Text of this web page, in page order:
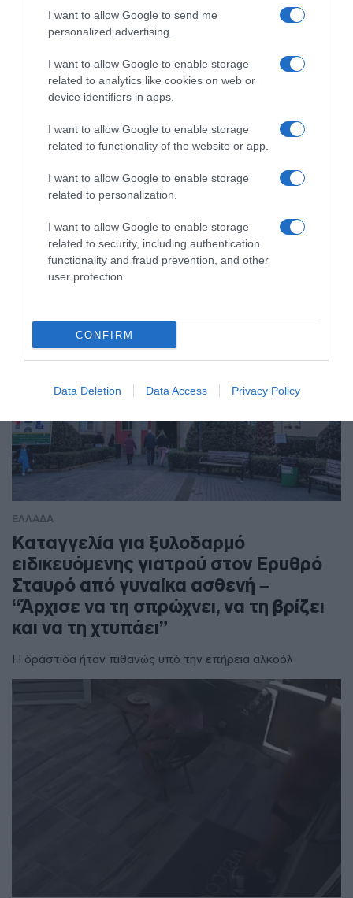
I want to allow Google to send me
personalized advertising.
I want to allow Google to enable storage
related to analytics like cookies on web or
device identifiers in apps.
I want to allow Google to enable storage
related to functionality of the website or app.
I want to allow Google to enable storage
related to personalization.
I want to allow Google to enable storage
related to security, including authentication
functionality and fraud prevention, and other
user protection.
CONFIRM
Data Deletion Data Access Privacy Policy
Παλαιό Φάληρο: Συνελήφθη 49χρονος
ως μέλος της εγκληματικής
οργάνωσης του “Έντικ” –
Κατηγορείται για εκβιασμούς και
Ο άνδρας είχε διαφύγει στο εξωτερικό κι επέστρεψε στην
Ελλάδα
ΕΛΛΑΔΑ
Καταγγελία για ξυλοδαρμό
ειδικευόμενης γιατρού στον Ερυθρό
Σταυρό από γυναίκα ασθενή –
“Άρχισε να τη σπρώχνει, να τη βρίζει
και να τη χτυπάει”
Η δράστιδα ήταν πιθανώς υπό την επήρεια αλκοόλ